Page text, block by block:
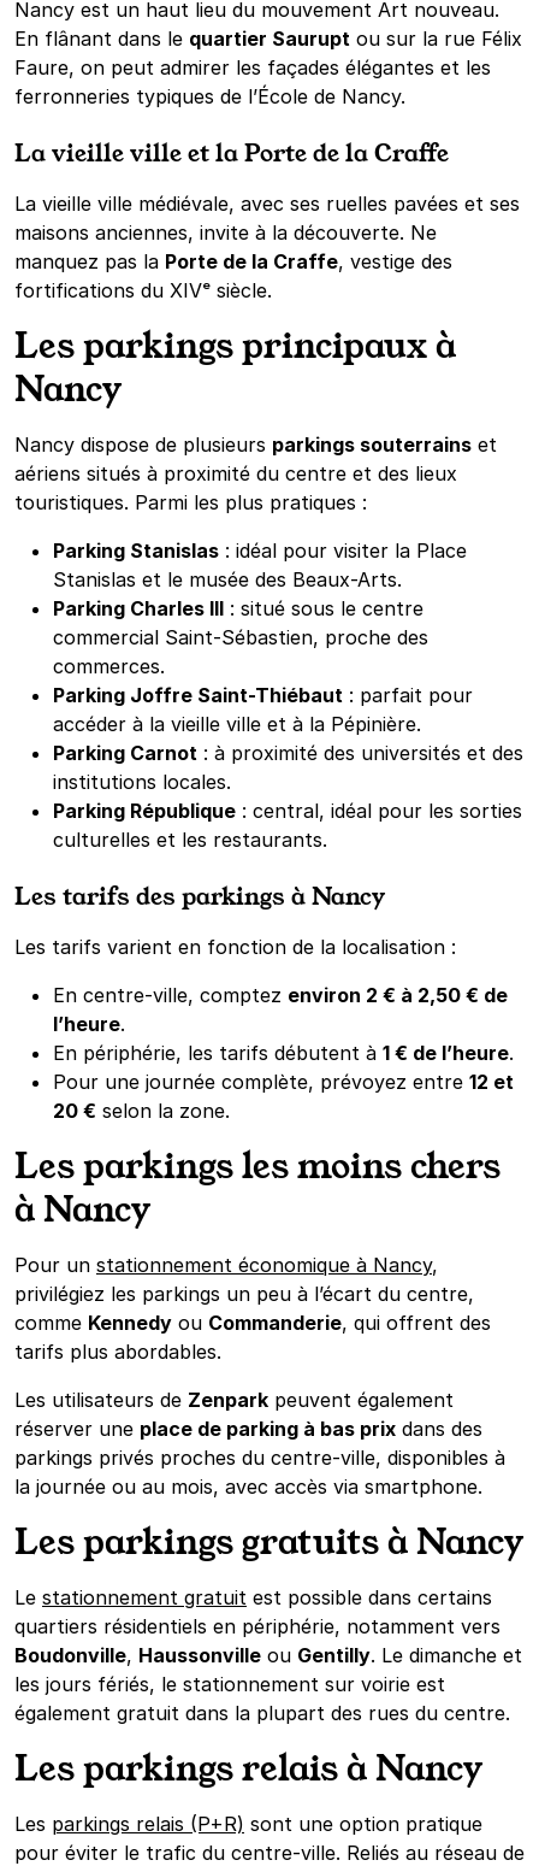
Nancy est un haut lieu du mouvement Art nouveau.
En flânant dans le quartier Saurupt ou sur la rue Félix
Faure, on peut admirer les façades élégantes et les
ferronneries typiques de l’École de Nancy.
La vieille ville et la Porte de la Craffe
La vieille ville médiévale, avec ses ruelles pavées et ses
maisons anciennes, invite à la découverte. Ne
manquez pas la Porte de la Craffe, vestige des
fortifications du XIVᵉ siècle.
Les parkings principaux à
Nancy
Nancy dispose de plusieurs parkings souterrains et
aériens situés à proximité du centre et des lieux
touristiques. Parmi les plus pratiques :
Parking Stanislas : idéal pour visiter la Place
Stanislas et le musée des Beaux-Arts.
Parking Charles III : situé sous le centre
commercial Saint-Sébastien, proche des
commerces.
Parking Joffre Saint-Thiébaut : parfait pour
accéder à la vieille ville et à la Pépinière.
Parking Carnot : à proximité des universités et des
institutions locales.
Parking République : central, idéal pour les sorties
culturelles et les restaurants.
Les tarifs des parkings à Nancy
Les tarifs varient en fonction de la localisation :
En centre-ville, comptez environ 2 € à 2,50 € de
l’heure.
En périphérie, les tarifs débutent à 1 € de l’heure.
Pour une journée complète, prévoyez entre 12 et
20 € selon la zone.
Les parkings les moins chers
à Nancy
Pour un stationnement économique à Nancy,
privilégiez les parkings un peu à l’écart du centre,
comme Kennedy ou Commanderie, qui offrent des
tarifs plus abordables.
Les utilisateurs de Zenpark peuvent également
réserver une place de parking à bas prix dans des
parkings privés proches du centre-ville, disponibles à
la journée ou au mois, avec accès via smartphone.
Les parkings gratuits à Nancy
Le stationnement gratuit est possible dans certains
quartiers résidentiels en périphérie, notamment vers
Boudonville, Haussonville ou Gentilly. Le dimanche et
les jours fériés, le stationnement sur voirie est
également gratuit dans la plupart des rues du centre.
Les parkings relais à Nancy
Les parkings relais (P+R) sont une option pratique
pour éviter le trafic du centre-ville. Reliés au réseau de